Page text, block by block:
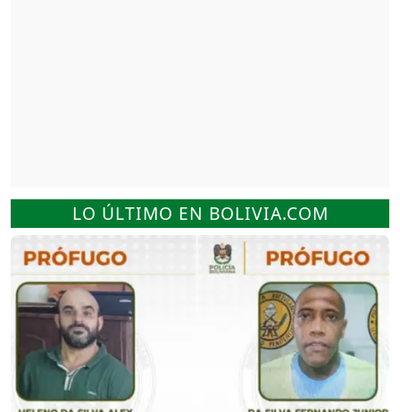
LO ÚLTIMO EN BOLIVIA.COM